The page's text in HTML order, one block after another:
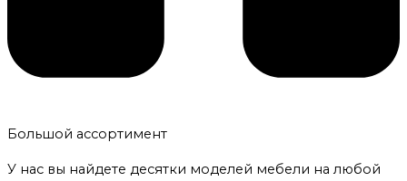
Большой ассортимент
У нас вы найдете десятки моделей мебели на любой